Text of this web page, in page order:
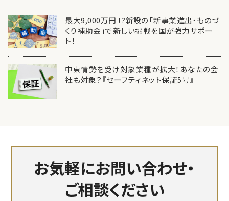
最大9,000万円 !?新設の「新事業進出・ものづ
くり補助金」で新しい挑戦を国が強力サポー
ト！
中東情勢を受け対象業種が拡大！あなたの会
社も対象？『セーフティネット保証5号』
お気軽にお問い合わせ・
ご相談ください